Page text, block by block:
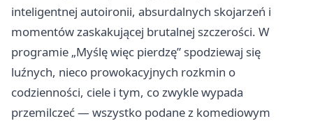
inteligentnej autoironii, absurdalnych skojarzeń i
momentów zaskakującej brutalnej szczerości. W
programie „Myślę więc pierdzę” spodziewaj się
luźnych, nieco prowokacyjnych rozkmin o
codzienności, ciele i tym, co zwykle wypada
przemilczeć — wszystko podane z komediowym